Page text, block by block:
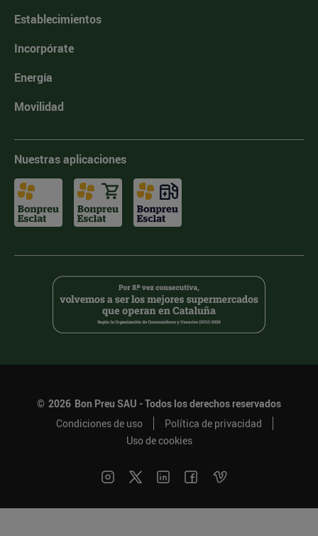
Establecimientos
Incorpórate
Energía
Movilidad
Nuestras aplicaciones
© 2026 Bon Preu SAU - Todos los derechos reservados
Condiciones de uso
Política de privacidad
Uso de cookies